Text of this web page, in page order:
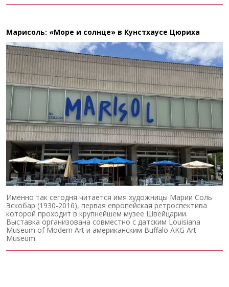
Марисоль: «Море и солнце» в Кунстхаусе Цюриха
Именно так сегодня читается имя художницы Марии Соль
Эскобар (1930-2016), первая европейская ретроспектива
которой проходит в крупнейшем музее Швейцарии.
Выставка организована совместно с датским Louisiana
Museum of Modern Art и американским Buffalo AKG Art
Museum.